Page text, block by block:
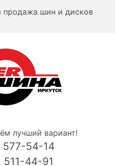
продажа шин и дисков
лучший вариант!
577-54-14
511-44-91